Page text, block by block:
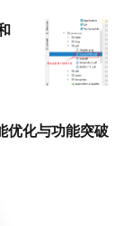
优化与功能突破